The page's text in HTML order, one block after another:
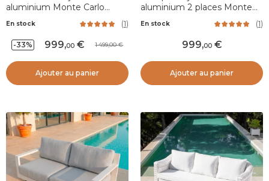
aluminium Monte Carlo
En stock (1)
-33% 999,00 1 499,00
Ajouter au panier
aluminium 2 places Monte
En stock (1)
999,00
Ajouter au panier